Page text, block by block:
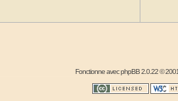
Fonctionne avecphpBB2.0.22 ©